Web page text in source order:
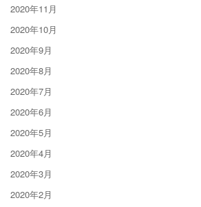
2020年11月
2020年10月
2020年9月
2020年8月
2020年7月
2020年6月
2020年5月
2020年4月
2020年3月
2020年2月